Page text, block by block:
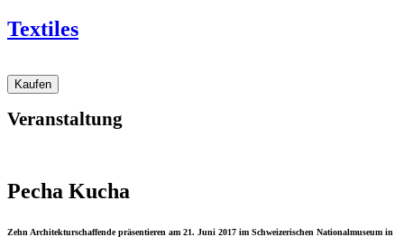
Textiles
Veranstaltung
Pecha Kucha
Zehn Architekturschaffende präsentieren am 21. Juni 2017 im Schweizerischen Nationalmuseum in